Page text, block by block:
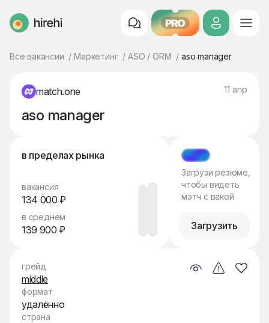
HireHi PRO
Все вакансии Маркетинг ASO / ORM aso manager
match.one 11 апр
aso manager
в пределах рынка
вакансия
134 000 ₽
в среднем
139 900 ₽
МЭТЧ
Загрузи резюме,
чтобы видеть
мэтч с вакой
Загрузить
грейд
middle
формат
удалённо
страна